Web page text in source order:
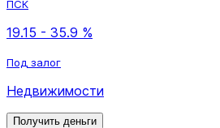
ПСК
19.15 - 35.9 %
Под залог
Недвижимости
Получить деньги